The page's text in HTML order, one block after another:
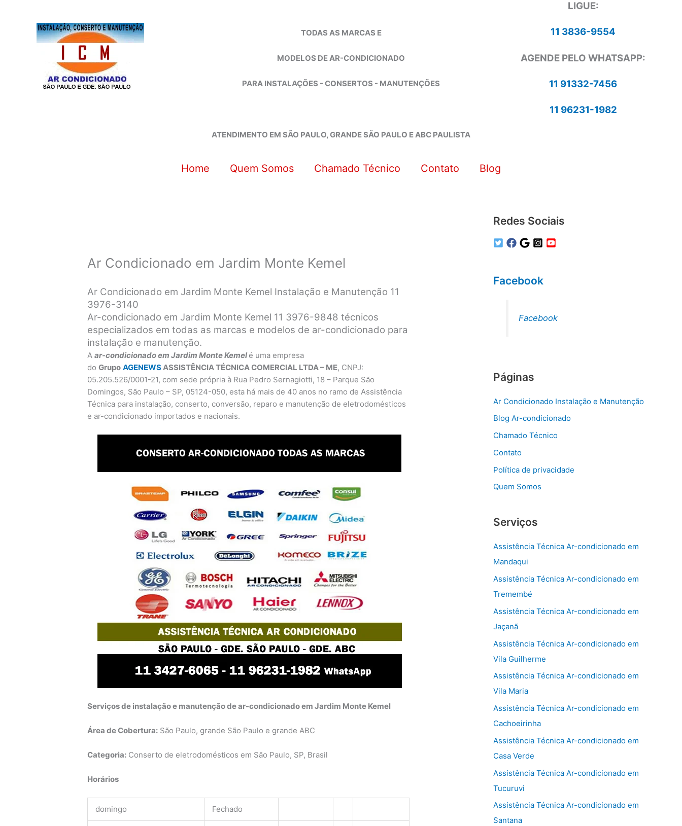
TODAS AS MARCAS E
MODELOS DE AR-CONDICIONADO
PARA INSTALAÇÕES - CONSERTOS - MANUTENÇÕES
LIGUE:
11 3836-9554
AGENDE PELO WHATSAPP:
11 91332-7456
11 96231-1982
ATENDIMENTO EM SÃO PAULO, GRANDE SÃO PAULO E ABC PAULISTA
Home Quem Somos Chamado Técnico Contato Blog
Ar Condicionado em Jardim Monte Kemel
Ar Condicionado em Jardim Monte Kemel Instalação e Manutenção 11
3976-3140
Ar-condicionado em Jardim Monte Kemel 11 3976-9848 técnicos
especializados em todas as marcas e modelos de ar-condicionado para
instalação e manutenção.
Aar-condicionado em Jardim Monte Kemelé uma empresa
doGrupo AGENEWSASSISTÊNCIA TÉCNICA COMERCIAL LTDA – ME, CNPJ:
05.205.526/0001-21, com sede própria à Rua Pedro Sernagiotti, 18 – Parque São
Domingos, São Paulo – SP, 05124-050, esta há mais de 40 anos no ramo de Assistência
Técnica para instalação, conserto, conversão, reparo e manutenção de eletrodomésticos
e ar-condicionado importados e nacionais.
Serviços de instalação e manutenção de ar-condicionado em Jardim Monte Kemel
Área de Cobertura: São Paulo, grande São Paulo e grande ABC
Categoria: Conserto de eletrodomésticos em São Paulo, SP, Brasil
Horários
domingo Fechado
Redes Sociais
Facebook
Facebook
Páginas
Ar Condicionado Instalação e Manutenção
Blog Ar-condicionado
Chamado Técnico
Contato
Política de privacidade
Quem Somos
Serviços
Assistência Técnica Ar-condicionado em
Mandaqui
Assistência Técnica Ar-condicionado em
Tremembé
Assistência Técnica Ar-condicionado em
Jaçanã
Assistência Técnica Ar-condicionado em
Vila Guilherme
Assistência Técnica Ar-condicionado em
Vila Maria
Assistência Técnica Ar-condicionado em
Cachoeirinha
Assistência Técnica Ar-condicionado em
Casa Verde
Assistência Técnica Ar-condicionado em
Tucuruvi
Assistência Técnica Ar-condicionado em
Santana